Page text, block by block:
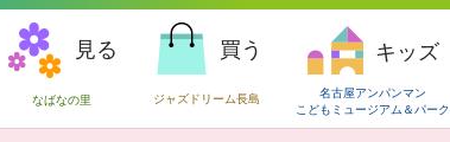
見る
なばなの里
買う
ジャズドリーム長島
キッズ
名古屋アンパンマン
こどもミュージアム ＆パーク